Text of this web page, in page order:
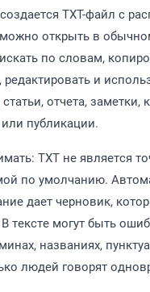
TXT-файл с
открыть в
по словам,
и
отчета, заметки,
публикации.
TXT не является
по умолчанию.
дает черновик,
тексте могут быть
названиях,
людей говорят